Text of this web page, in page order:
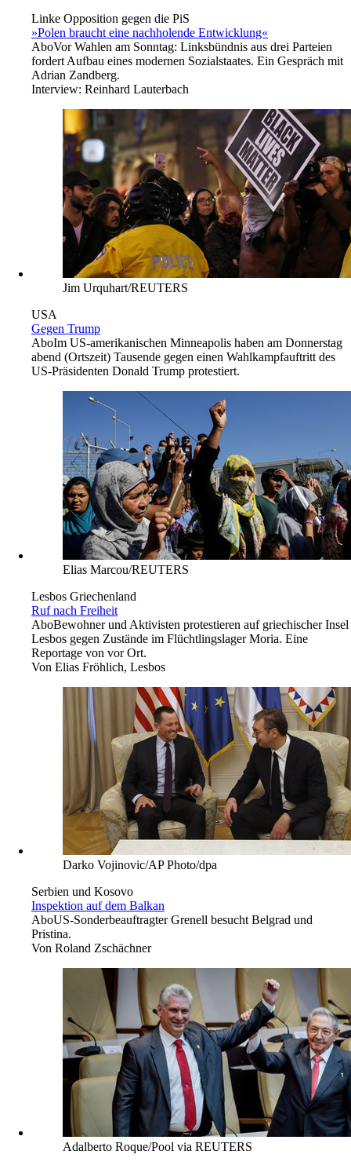
Linke Opposition gegen die PiS
»Polen braucht eine nachholende Entwicklung«
AboVor Wahlen am Sonntag: Linksbündnis aus drei Parteien
fordert Aufbau eines modernen Sozialstaates. Ein Gespräch mit
Adrian Zandberg.
Interview: Reinhard Lauterbach
Jim Urquhart/REUTERS
USA
Gegen Trump
AboIm US-amerikanischen Minneapolis haben am Donnerstag
abend (Ortszeit) Tausende gegen einen Wahlkampfauftritt des
US-Präsidenten Donald Trump protestiert.
Elias Marcou/REUTERS
Lesbos Griechenland
Ruf nach Freiheit
AboBewohner und Aktivisten protestieren auf griechischer Insel
Lesbos gegen Zustände im Flüchtlingslager Moria. Eine
Reportage von vor Ort.
Von Elias Fröhlich, Lesbos
Darko Vojinovic/AP Photo/dpa
Serbien und Kosovo
Inspektion auf dem Balkan
AboUS-Sonderbeauftragter Grenell besucht Belgrad und
Pristina.
Von Roland Zschächner
Adalberto Roque/Pool via REUTERS